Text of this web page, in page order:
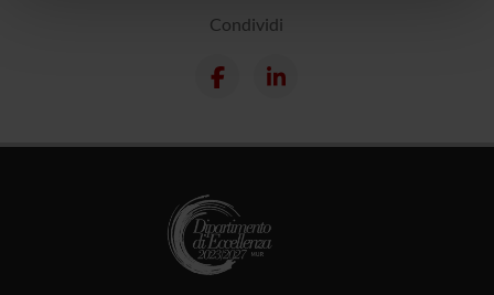
pubblicità e social media, i quali potrebbero combinarle
raccolto dal tuo utilizzo dei loro servizi.
Condividi